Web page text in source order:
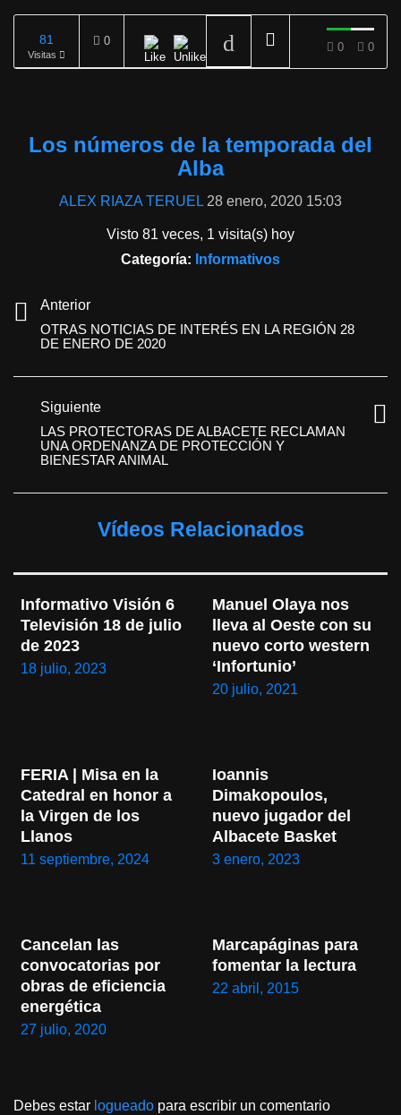
81
Visitas
0 0 0
Los números de la temporada del
Alba
ALEX RIAZA TERUEL 28 enero, 2020 15:03
Visto 81 veces, 1 visita(s) hoy
Categoría: Informativos
Anterior
OTRAS NOTICIAS DE INTERÉS EN LA REGIÓN 28
DE ENERO DE 2020
Siguiente
LAS PROTECTORAS DE ALBACETE RECLAMAN
UNA ORDENANZA DE PROTECCIÓN Y
BIENESTAR ANIMAL
Vídeos Relacionados
Informativo Visión 6
Televisión 18 de julio
de 2023
18 julio, 2023
Manuel Olaya nos
lleva al Oeste con su
nuevo corto western
‘Infortunio’
20 julio, 2021
FERIA | Misa en la
Catedral en honor a
la Virgen de los
Llanos
11 septiembre, 2024
Ioannis
Dimakopoulos,
nuevo jugador del
Albacete Basket
3 enero, 2023
Cancelan las
convocatorias por
obras de eficiencia
energética
27 julio, 2020
Marcapáginas para
fomentar la lectura
22 abril, 2015
Debes estar logueado para escribir un comentario